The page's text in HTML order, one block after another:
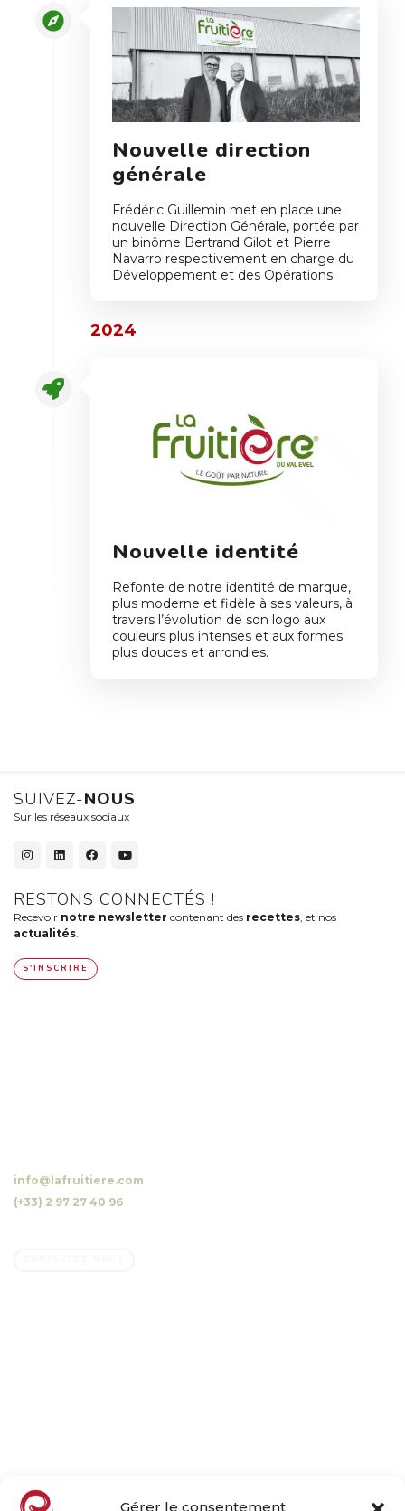
Gérer le consentement
Nouvelle direction
générale
Frédéric Guillemin met en place une
nouvelle Direction Générale, portée par
un binôme Bertrand Gilot et Pierre
Navarro respectivement en charge du
Développement et des Opérations.
2024
Nouvelle identité
Refonte de notre identité de marque,
plus moderne et fidèle à ses valeurs, à
travers l’évolution de son logo aux
couleurs plus intenses et aux formes
plus douces et arrondies.
SUIVEZ-NOUS
Sur les réseaux sociaux
RESTONS CONNECTÉS !
Recevoir notre newsletter contenant des recettes, et nos
actualités.
S'INSCRIRE
info@lafruitiere.com
(+33) 2 97 27 40 96